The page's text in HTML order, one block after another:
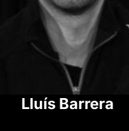
Lluís Barrera